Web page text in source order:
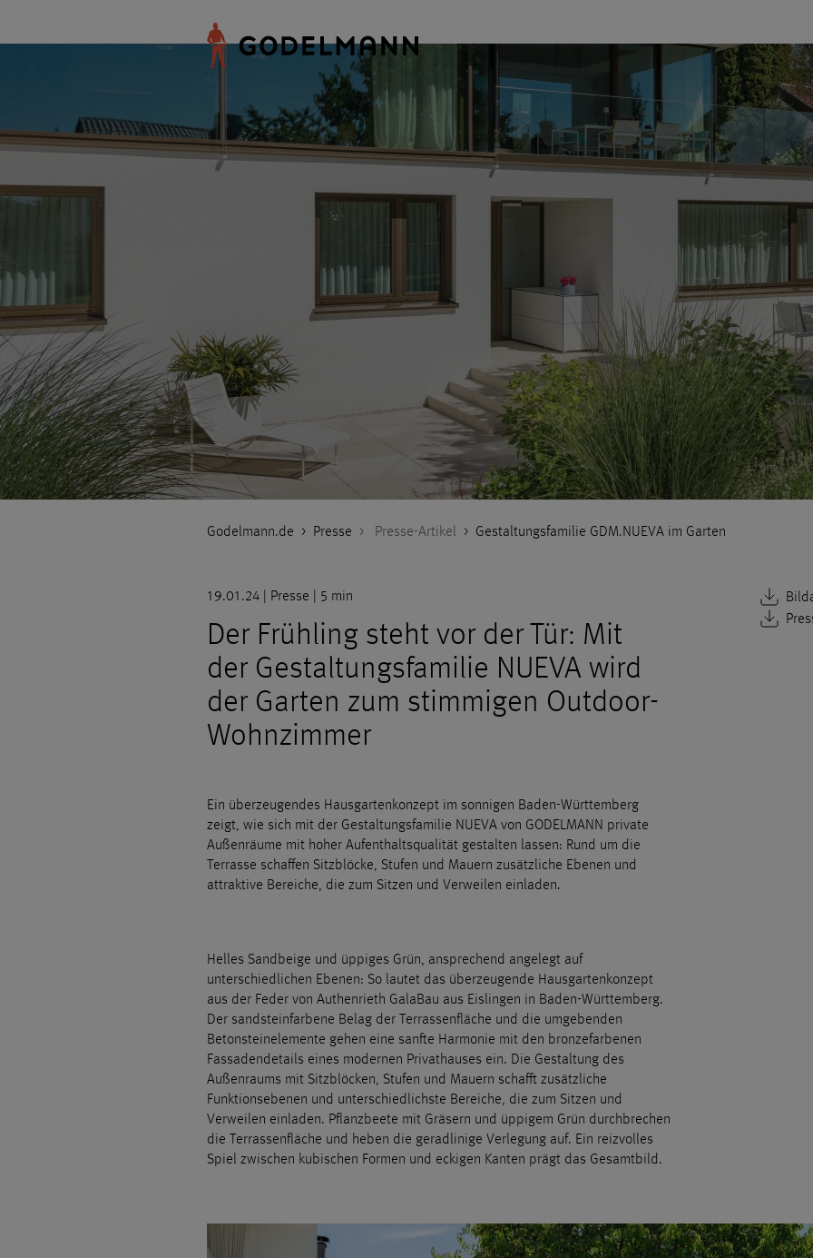
Godelmann.de > Presse > Presse-Artikel > Gestaltungsfamilie GDM.NUEVA im Garten
19.01.24 | Presse | 5 min
Der Frühling steht vor der Tür: Mit
der Gestaltungsfamilie NUEVA wird
der Garten zum stimmigen Outdoor-
Wohnzimmer
Ein überzeugendes Hausgartenkonzept im sonnigen Baden-Württemberg
zeigt, wie sich mit der Gestaltungsfamilie NUEVA von GODELMANN private
Außenräume mit hoher Aufenthaltsqualität gestalten lassen: Rund um die
Terrasse schaffen Sitzblöcke, Stufen und Mauern zusätzliche Ebenen und
attraktive Bereiche, die zum Sitzen und Verweilen einladen.
Helles Sandbeige und üppiges Grün, ansprechend angelegt auf
unterschiedlichen Ebenen: So lautet das überzeugende Hausgartenkonzept
aus der Feder von Authenrieth GalaBau aus Eislingen in Baden-Württemberg.
Der sandsteinfarbene Belag der Terrassenfläche und die umgebenden
Betonsteinelemente gehen eine sanfte Harmonie mit den bronzefarbenen
Fassadendetails eines modernen Privathauses ein. Die Gestaltung des
Außenraums mit Sitzblöcken, Stufen und Mauern schafft zusätzliche
Funktionsebenen und unterschiedlichste Bereiche, die zum Sitzen und
Verweilen einladen. Pflanzbeete mit Gräsern und üppigem Grün durchbrechen
die Terrassenfläche und heben die geradlinige Verlegung auf. Ein reizvolles
Spiel zwischen kubischen Formen und eckigen Kanten prägt das Gesamtbild.